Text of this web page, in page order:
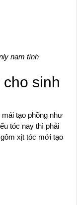
nam tính
sinh
tạo phồng như
tóc nay thì phải
xịt tóc mới tạo